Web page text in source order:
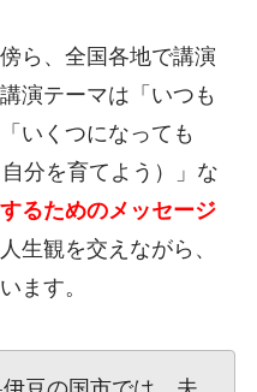
ら、全国各地で講演
演テーマは「いつも
いくつになっても
分を育てよう）」な
るためのメッセージ
生観を交えながら、
ます。